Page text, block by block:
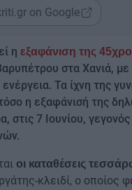
on Google
η εξαφάνιση της
στα Χανιά,
Τα ίχνη της
η εξαφάνισή της
7 Ιουνίου,
οι καταθέσεις
κλειδί, ο οποίος